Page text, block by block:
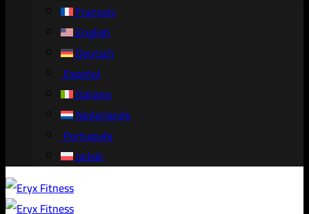
Français
English
Deutsch
Español
Italiano
Nederlands
Português
polski